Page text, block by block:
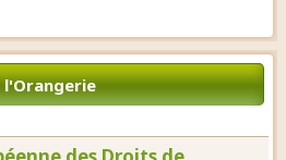
l'Orangerie